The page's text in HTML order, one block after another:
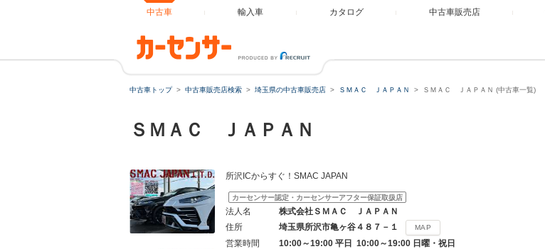
中古車 輸入車 カタログ 中古車販売店
中古車トップ 中古車販売店検索 埼玉県の中古車販売店 ＳＭＡＣ ＪＡＰＡＮ ＳＭＡＣ ＪＡＰＡＮ (中古車一覧)
ＳＭＡＣ ＪＡＰＡＮ
所沢ICからすぐ！SMAC JAPAN
カーセンサー認定・カーセンサーアフター保証取扱店
法人名
株式会社ＳＭＡＣ ＪＡＰＡＮ
住所
埼玉県所沢市亀ヶ谷４８７－１ MAP
営業時間
10:00～19:00 平日 10:00～19:00 日曜・祝日